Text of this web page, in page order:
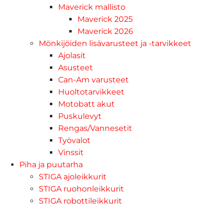
Maverick mallisto
Maverick 2025
Maverick 2026
Mönkijöiden lisävarusteet ja -tarvikkeet
Ajolasit
Asusteet
Can-Am varusteet
Huoltotarvikkeet
Motobatt akut
Puskulevyt
Rengas/Vannesetit
Työvalot
Vinssit
Piha ja puutarha
STIGA ajoleikkurit
STIGA ruohonleikkurit
STIGA robottileikkurit